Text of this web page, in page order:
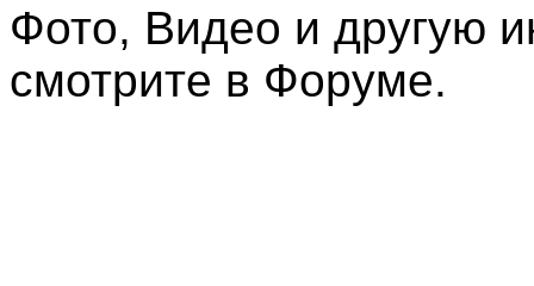
Фото, Видео и другую
смотрите в Форуме.